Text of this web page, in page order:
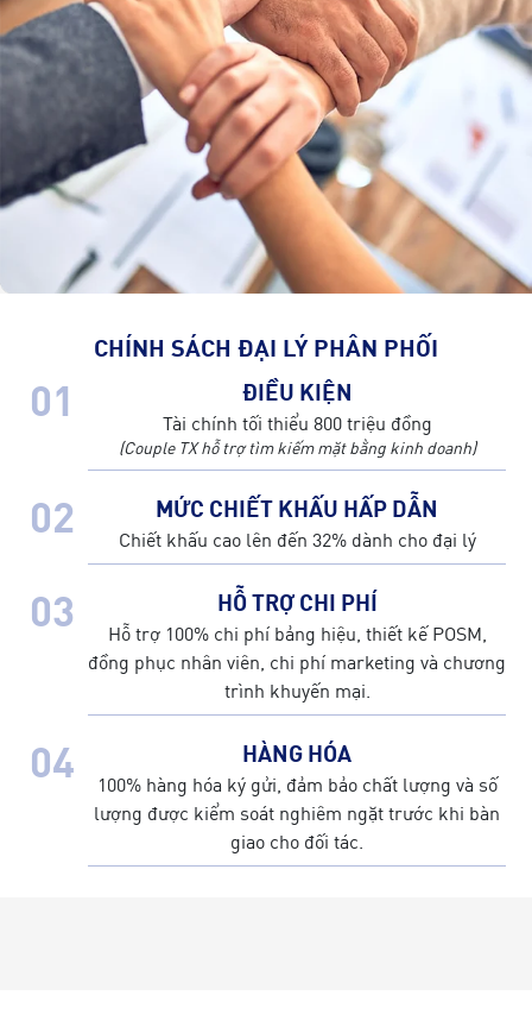
CHÍNH SÁCH ĐẠI LÝ PHÂN PHỐI
01 ĐIỀU KIỆN
Tài chính tối thiểu 800 triệu đồng
(Couple TX hỗ trợ tìm kiếm mặt bằng kinh doanh)
02 MỨC CHIẾT KHẤU HẤP DẪN
Chiết khấu cao lên đến 32% dành cho đại lý
03 HỖ TRỢ CHI PHÍ
Hỗ trợ 100% chi phí bảng hiệu, thiết kế POSM,
đồng phục nhân viên, chi phí marketing và chương
trình khuyến mại.
04 HÀNG HÓA
100% hàng hóa ký gửi, đảm bảo chất lượng và số
lượng được kiểm soát nghiêm ngặt trước khi bàn
giao cho đối tác.